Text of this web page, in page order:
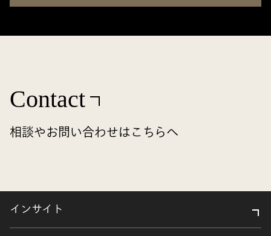
Contact
相談やお問い合わせはこちらへ
インサイト